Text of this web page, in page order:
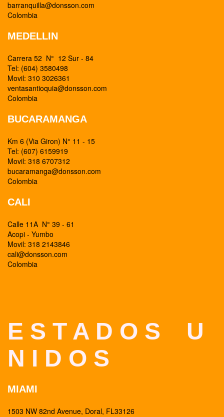
barranquilla@donsson.com
Colombia
MEDELLIN
Carrera 52 N° 12 Sur - 84
Tel: (604) 3580498
Movil: 310 3026361
ventasantioquia@donsson.com
Colombia
BUCARAMANGA
Km 6 (Via Giron) N° 11 - 15
Tel: (607) 6159919
Movil: 318 6707312
bucaramanga@donsson.com
Colombia
CALI
Calle 11A N° 39 - 61
Acopi - Yumbo
Movil: 318 2143846
cali@donsson.com
Colombia
E S T A D O S U
N I D O S
MIAMI
1503 NW 82nd Avenue, Doral, FL33126